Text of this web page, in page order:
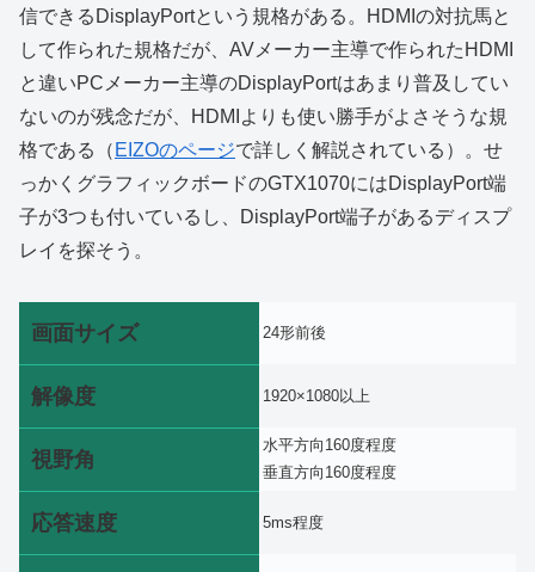
信できるDisplayPortという規格がある。HDMIの対抗馬と
して作られた規格だが、AVメーカー主導で作られたHDMI
と違いPCメーカー主導のDisplayPortはあまり普及してい
ないのが残念だが、HDMIよりも使い勝手がよさそうな規
格である（ EIZOのページで詳しく解説されている）。せ
っかくグラフィックボードのGTX1070にはDisplayPort端
子が3つも付いているし、DisplayPort端子があるディスプ
レイを探そう。
画面サイズ 24形前後
解像度 1920×1080以上
視野角
水平方向160度程度
垂直方向160度程度
応答速度 5ms程度